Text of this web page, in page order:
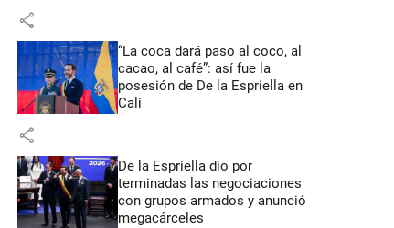
share
“La coca dará paso al coco, al
cacao, al café”: así fue la
posesión de De la Espriella en
Cali
share
De la Espriella dio por
terminadas las negociaciones
con grupos armados y anunció
megacárceles